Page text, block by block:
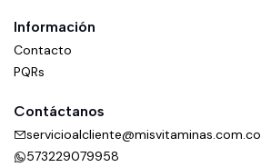
Información
Contacto
PQRs
Contáctanos
servicioalcliente@misvitaminas.com.co
573229079958